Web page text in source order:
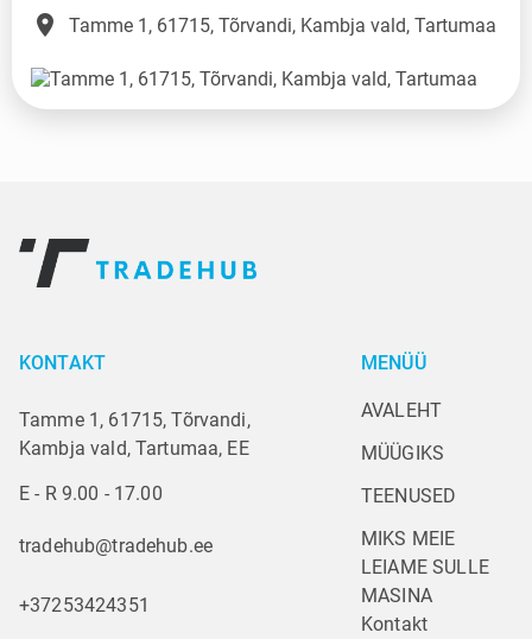
place Tamme 1, 61715, Tõrvandi, Kambja vald, Tartumaa
KONTAKT
Tamme 1, 61715, Tõrvandi,
Kambja vald, Tartumaa, EE
E - R 9.00 - 17.00
tradehub@tradehub.ee
+37253424351
MENÜÜ
AVALEHT
MÜÜGIKS
TEENUSED
MIKS MEIE
LEIAME SULLE
MASINA
Kontakt